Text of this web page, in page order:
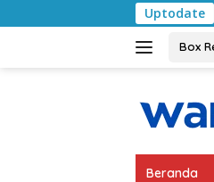
ke
Uptodate
Pemkab
Box
Beranda